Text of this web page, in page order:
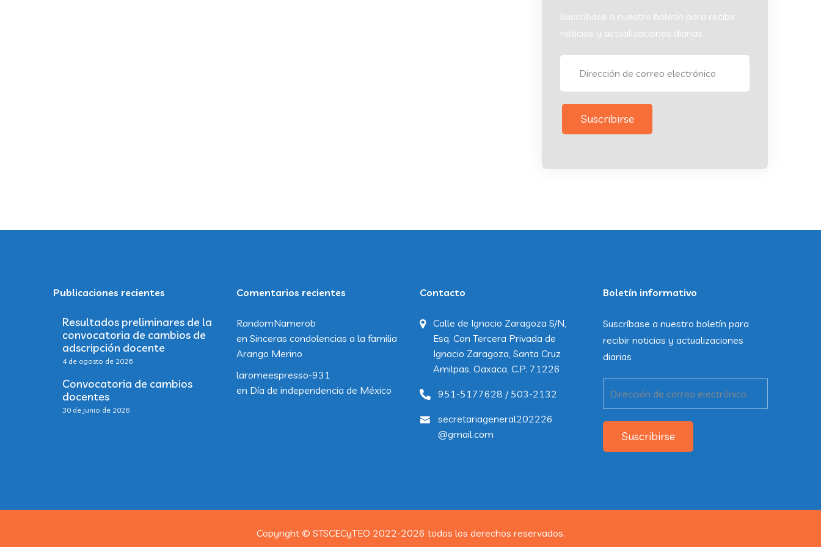
Suscríbase a nuestro boletín para recibir
noticias y actualizaciones diarias
Suscribirse
Publicaciones recientes
Resultados preliminares de la
convocatoria de cambios de
adscripción docente
4 de agosto de 2026
Convocatoria de cambios
docentes
30 de junio de 2026
Comentarios recientes
RandomNamerob
en Sinceras condolencias a la familia
Arango Merino
laromeespresso-931
en Día de independencia de México
Contacto
Calle de Ignacio Zaragoza S/N,
Esq. Con Tercera Privada de
Ignacio Zaragoza, Santa Cruz
Amilpas, Oaxaca, C.P. 71226
951-5177628 / 503-2132
secretariageneral202226
@gmail.com
Boletín informativo
Suscríbase a nuestro boletín para
recibir noticias y actualizaciones
diarias
Suscribirse
Copyright © STSCECyTEO 2022-2026 todos los derechos reservados.